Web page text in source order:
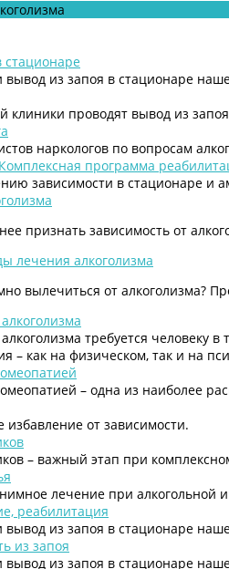
стационаре
вывод из запоя в стационаре
клиники проводят вывод из
наркологов по вопросам
программа
зависимости в стационаре и
признать зависимость от
лечения алкоголизма
вылечиться от алкоголизма?
требуется человеку
– как на физическом, так и на
– одна из наиболее
от зависимости.
– важный этап при
лечение при алкогольной
реабилитация
вывод из запоя в стационаре
из запоя
вывод из запоя в стационаре